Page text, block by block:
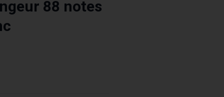
88 notes